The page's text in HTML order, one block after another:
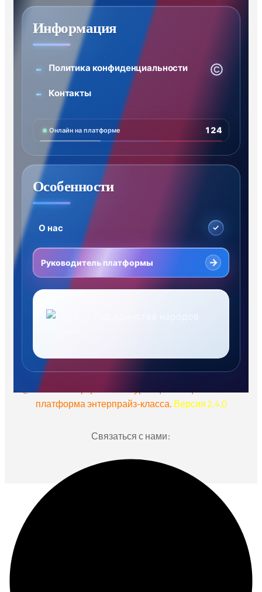
Информация
Политика конфиденциальности
Контакты
Онлайн на платформе 124
Особенности
О нас
Руководитель платформы →
@ 2026 «Киберкрепость Муромца». Национальная
платформа энтерпрайз-класса. Версия 2.4.0
Связаться с нами: